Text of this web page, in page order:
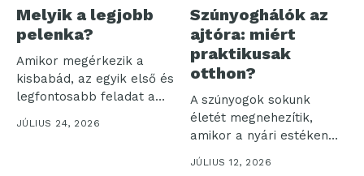
Melyik a legjobb
pelenka?
Amikor megérkezik a
kisbabád, az egyik első és
legfontosabb feladat a
megfelelő...
JÚLIUS 24, 2026
Szúnyoghálók az
ajtóra: miért
praktikusak
otthon?
A szúnyogok sokunk
életét megnehezítik,
amikor a nyári estéken
akarjuk élvezni a...
JÚLIUS 12, 2026